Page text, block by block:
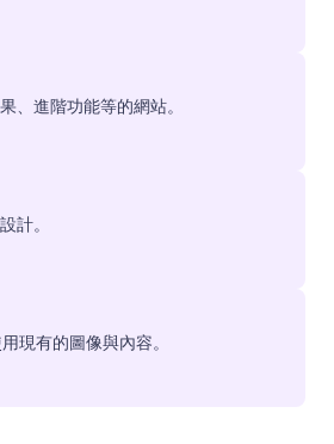
、進階功能等的網站。
計。
現有的圖像與內容。